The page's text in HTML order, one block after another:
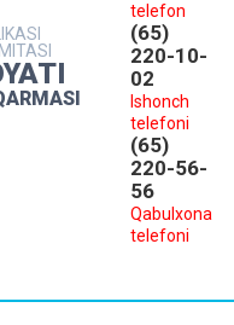
telefon
(65)
220-10-
02
Ishonch
telefoni
(65)
220-56-
56
Qabulxona
telefoni